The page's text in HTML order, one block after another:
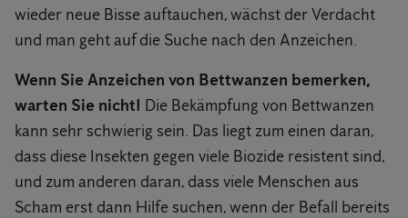
wieder neue Bisse auftauchen, wächst der Verdacht
und man geht auf die Suche nach den Anzeichen.
Wenn Sie Anzeichen von Bettwanzen bemerken,
warten Sie nicht! Die Bekämpfung von Bettwanzen
kann sehr schwierig sein. Das liegt zum einen daran,
dass diese Insekten gegen viele Biozide resistent sind,
und zum anderen daran, dass viele Menschen aus
Scham erst dann Hilfe suchen, wenn der Befall bereits